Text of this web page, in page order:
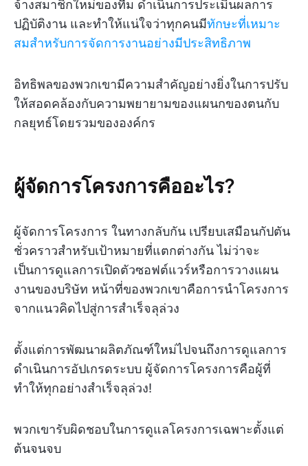
จ้างสมาชิกใหม่ของทีม ดำเนินการประเมินผลการ
ปฏิบัติงาน และทำให้แน่ใจว่าทุกคนมีทักษะที่เหมาะ
สมสำหรับการจัดการงานอย่างมีประสิทธิภาพ
อิทธิพลของพวกเขามีความสำคัญอย่างยิ่งในการปรับ
ให้สอดคล้องกับความพยายามของแผนกของตนกับ
กลยุทธ์โดยรวมขององค์กร
ผู้จัดการโครงการคืออะไร?
ผู้จัดการโครงการ ในทางกลับกัน เปรียบเสมือนกัปตัน
ชั่วคราวสำหรับเป้าหมายที่แตกต่างกัน ไม่ว่าจะ
เป็นการดูแลการเปิดตัวซอฟต์แวร์หรือการวางแผน
งานของบริษัท หน้าที่ของพวกเขาคือการนำโครงการ
จากแนวคิดไปสู่การสำเร็จลุล่วง
ตั้งแต่การพัฒนาผลิตภัณฑ์ใหม่ไปจนถึงการดูแลการ
ดำเนินการอัปเกรดระบบ ผู้จัดการโครงการคือผู้ที่
ทำให้ทุกอย่างสำเร็จลุล่วง!
พวกเขารับผิดชอบในการดูแลโครงการเฉพาะตั้งแต่
ต้นจนจบ